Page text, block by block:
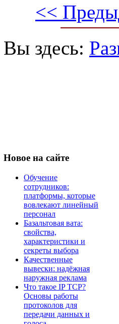
<<
Вы здесь:
Новое на сайте
Обучение
сотрудников:
платформы, которые
вовлекают линейный
персонал
Базальтовая вата:
свойства,
характеристики и
секреты выбора
Качественные
вывески: надёжная
наружная реклама
Что такое IP TCP?
Основы работы
протоколов для
передачи данных и